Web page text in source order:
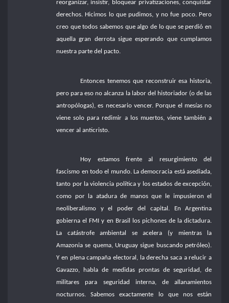
reorganizar, insistir, bloquear privatizaciones, conquistar
derechos. Hicimos lo que pudimos, y no fue poco. Pero
creo que todos sabemos que algo de lo que se perdió en
aquella gran derrota sigue esperando que cumplamos
nuestra parte del pacto.
Entonces tenemos que reconstruir esa historia,
pero para eso no alcanza la labor del historiador (o de las
antropólogas), es necesario vencer. Porque el mesías no
viene solo para redimir a los muertos, viene también a
vencer al anticristo.
Hoy estamos frente al resurgimiento del
fascismo en todo el mundo. La democracia está asediada,
tanto por la violencia política y los estados de excepción,
como por la atadura de manos que le impusieron el
neoliberalismo y el poder del capital. En Argentina
gobierna el FMI y en Brasil los pichones de la dictadura.
La catástrofe ambiental se acelera (y mientras la
Amazonia se quema, Uruguay sigue buscando petróleo).
Y en plena campaña electoral, la derecha saca a relucir a
Gavazzo, habla de medidas prontas de seguridad, de
militares para seguridad interna, de allanamientos
nocturnos. Sabemos exactamente lo que nos están